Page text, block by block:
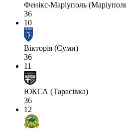
Фенікс-Маріуполь
36
10
Вікторія (Суми)
36
11
ЮКСА (Тарасівка)
36
12